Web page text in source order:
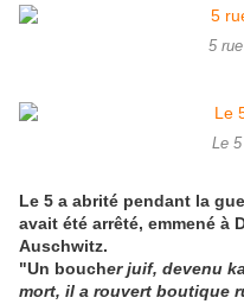
5
Le
Le 5 a abrité pendant la
avait été arrêté, emmené à
Auschwitz.
​"Un boucher juif, devenu
mort, il a rouvert boutique